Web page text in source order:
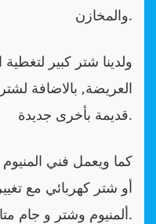
والمخازن.
ولدينا شتر كبير
العريضة, بالاضافة
قديمة بأخرى جديدة.
كما ويعمل فني
أو شتر كهربائي مع
ألمنيوم وشتر و جام متاح 24 ساعة.